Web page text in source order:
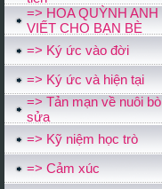
=> HOA QUỲNH ANH
VIẾT CHO BẠN BÈ
=> Ký ức vào đời
=> Ký ức và hiện tại
=> Tản mạn về nuôi bò
sửa
=> Kỹ niệm học trò
=> Cảm xúc